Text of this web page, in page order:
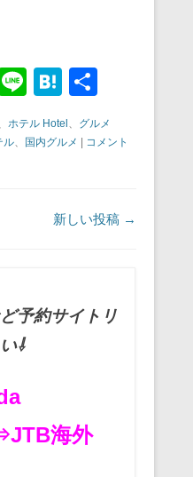
Pi
nt
Li
e
H
at
e
有
ホテル Hotel 、 グルメ
ル、 国内グルメ
コメント
新しい投稿 →
予約サイトリ
⇩
海外